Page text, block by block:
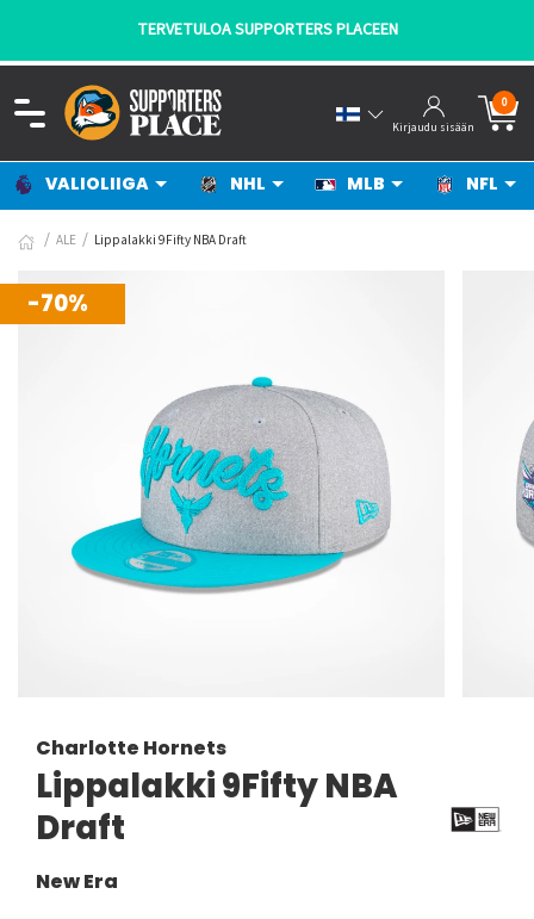
TERVETULOA SUPPORTERS PLACEEN
Kirjaudu sisään
0
VALIOLIIGA NHL MLB NFL
ALE Lippalakki 9Fifty NBA Draft
-70%
Charlotte Hornets
Lippalakki 9Fifty NBA
Draft
New Era